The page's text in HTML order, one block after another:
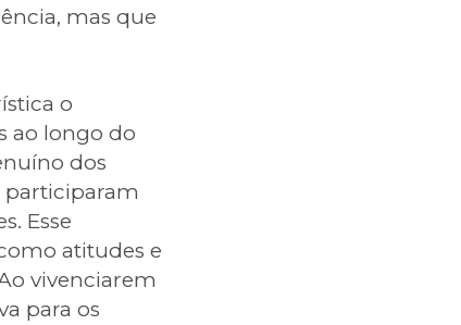
mas que
o
ao longo do
dos
participaram
Esse
atitudes e
vivenciarem
para os